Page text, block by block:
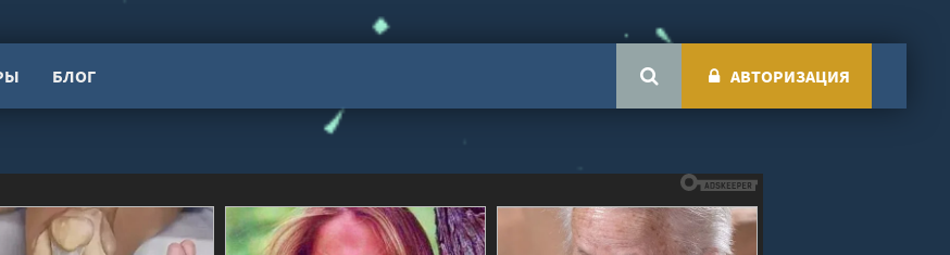
БЛОГ АВТОРИЗАЦИЯ